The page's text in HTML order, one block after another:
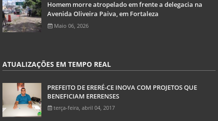
Homem morre atropelado em frente a delegacia na
Avenida Oliveira Paiva, em Fortaleza
Maio 06, 2026
ATUALIZAÇÕES EM TEMPO REAL
PREFEITO DE ERERÉ-CE INOVA COM PROJETOS QUE
BENEFICIAM ERERENSES
terça-feira, abril 04, 2017